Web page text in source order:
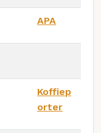
APA
Koffiep
orter